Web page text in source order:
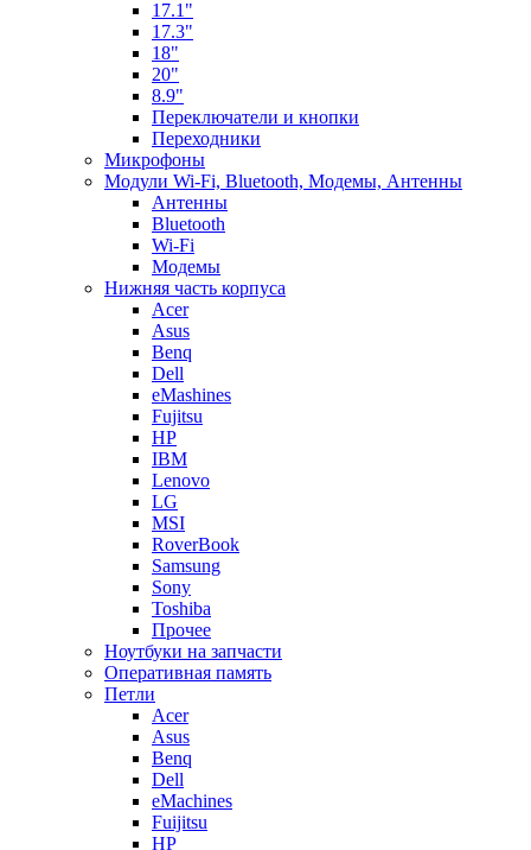
17.1"
17.3"
18"
20"
8.9"
Переключатели и кнопки
Переходники
Микрофоны
Модули Wi-Fi, Bluetooth, Модемы, Антенны
Aнтенны
Bluetooth
Wi-Fi
Модемы
Нижняя часть корпуса
Acer
Asus
Benq
Dell
eMashines
Fujitsu
HP
IBM
Lenovo
LG
MSI
RoverBook
Samsung
Sony
Toshiba
Прочее
Ноутбуки на запчасти
Оперативная память
Петли
Acer
Asus
Benq
Dell
eMachines
Fuijitsu
HP